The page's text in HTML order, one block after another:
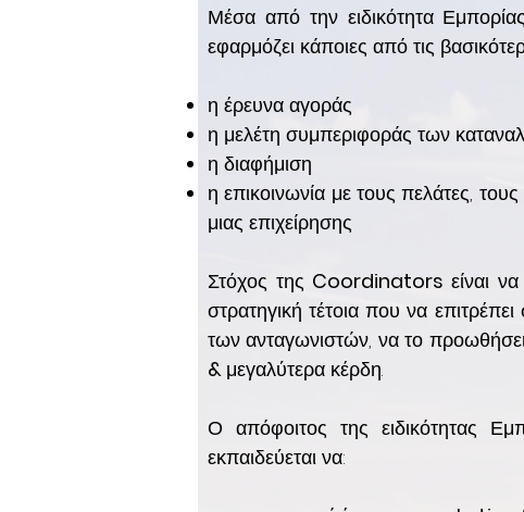
Μέσα από την ειδικότητα
εφαρμόζει κάποιες από τις
η έρευνα αγοράς
η μελέτη συμπεριφοράς των
η διαφήμιση
η επικοινωνία με τους πελάτες,
μιας επιχείρησης
Στόχος της Coordinatorsείναι
στρατηγική τέτοια που να
των ανταγωνιστών, να το
& μεγαλύτερα κέρδη.
Ο απόφοιτος της ειδικότητας
εκπαιδεύεται να: